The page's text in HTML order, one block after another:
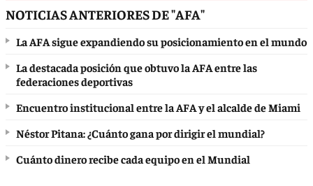
NOTICIAS ANTERIORES DE "AFA"
La AFA sigue expandiendo su posicionamiento en el mundo
La destacada posición que obtuvo la AFA entre las
federaciones deportivas
Encuentro institucional entre la AFA y el alcalde de Miami
Néstor Pitana: ¿Cuánto gana por dirigir el mundial?
Cuánto dinero recibe cada equipo en el Mundial